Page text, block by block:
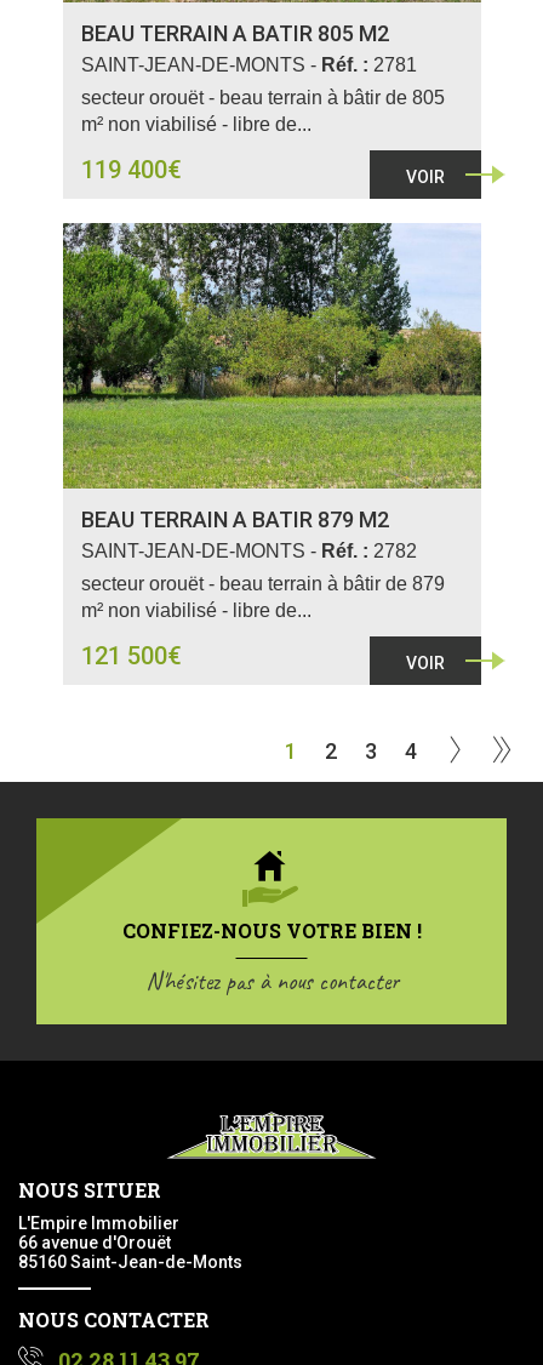
BEAU TERRAIN A BATIR 805 M2
SAINT-JEAN-DE-MONTS - Réf. : 2781
secteur orouët - beau terrain à bâtir de 805
m² non viabilisé - libre de...
119 400€ VOIR
BEAU TERRAIN A BATIR 879 M2
SAINT-JEAN-DE-MONTS - Réf. : 2782
secteur orouët - beau terrain à bâtir de 879
m² non viabilisé - libre de...
121 500€ VOIR
1 2 3 4
CONFIEZ-NOUS VOTRE BIEN !
N'hésitez pas à nous contacter
NOUS SITUER
L'Empire Immobilier
66 avenue d'Orouët
85160 Saint-Jean-de-Monts
NOUS CONTACTER